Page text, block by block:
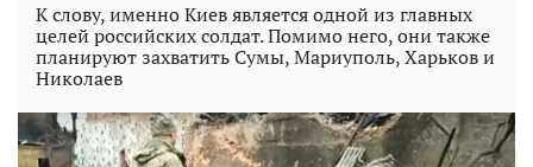
К слову, именно Киев является одной из главных
целей российских солдат. Помимо него, они также
планируют захватить Сумы, Мариуполь, Харьков и
Николаев